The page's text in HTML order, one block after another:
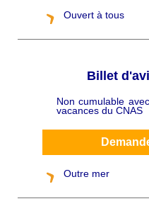
Ouvert à tous
Billet
p
Non cumulable
vacances du CNAS
Outre mer